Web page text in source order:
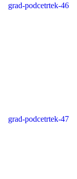
grad-podcetrtek-46
grad-podcetrtek-47